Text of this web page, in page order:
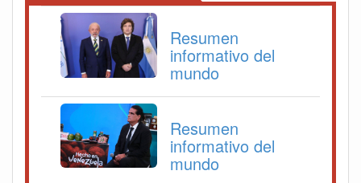
Resumen
informativo del
mundo
Resumen
informativo del
mundo